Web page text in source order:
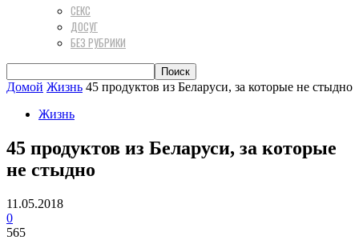
СЕКС
ДОСУГ
БЕЗ РУБРИКИ
Домой Жизнь 45 продуктов из Беларуси, за которые не стыдно
Жизнь
45 продуктов из Беларуси, за которые
не стыдно
11.05.2018
0
565